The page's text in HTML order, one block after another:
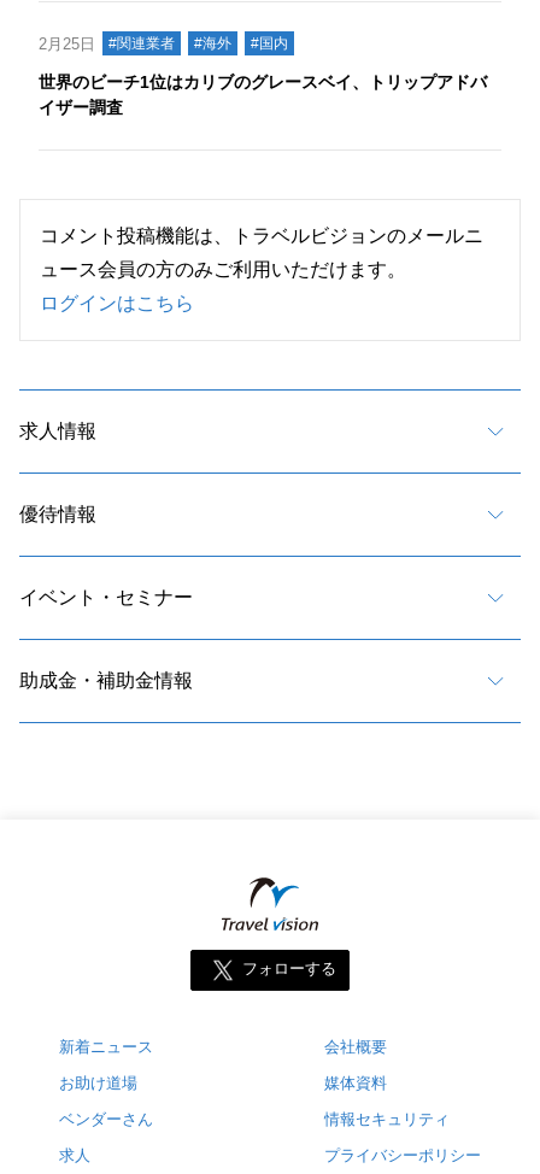
2月25日 #関連業者 #海外 #国内
世界のビーチ1位はカリブのグレースベイ、トリップアドバ
イザー調査
コメント投稿機能は、トラベルビジョンのメールニ
ュース会員の方のみご利用いただけます。
ログインはこちら
求人情報
優待情報
イベント・セミナー
助成金・補助金情報
フォローする
新着ニュース
お助け道場
ベンダーさん
求人
会社概要
媒体資料
情報セキュリティ
プライバシーポリシー